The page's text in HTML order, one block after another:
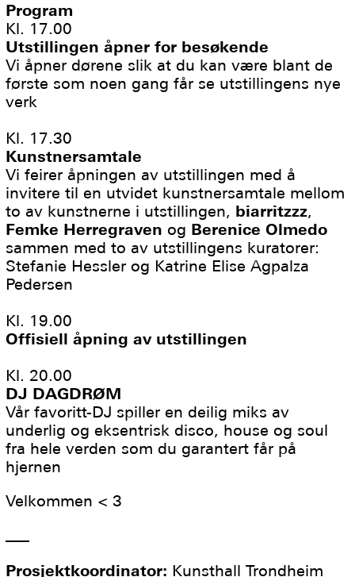
Program
Kl. 17.00
Utstillingen åpner for besøkende
Vi åpner dørene slik at du kan være blant de
første som noen gang får se utstillingens nye
verk
Kl. 17.30
Kunstnersamtale
Vi feirer åpningen av utstillingen med å
invitere til en utvidet kunstnersamtale mellom
to av kunstnerne i utstillingen, biarritzzz,
Femke Herregraven og Berenice Olmedo
sammen med to av utstillingens kuratorer:
Stefanie Hessler og Katrine Elise Agpalza
Pedersen
Kl. 19.00
Offisiell åpning av utstillingen
Kl. 20.00
DJ DAGDRØM
Vår favoritt-DJ spiller en deilig miks av
underlig og eksentrisk disco, house og soul
fra hele verden som du garantert får på
hjernen
Velkommen < 3
Prosjektkoordinator: Kunsthall Trondheim